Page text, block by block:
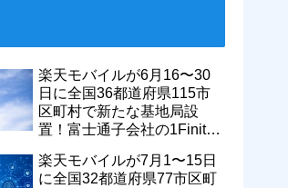
楽天モバイルが6月16〜30
日に全国36都道府県115市
区町村で新たな基地局設
置！富士通子会社の1Finity
エリアが拡大
楽天モバイルが7月1〜15日
に全国32都道府県77市区町